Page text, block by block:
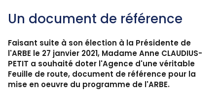
Un document de référence
Faisant suite à son élection à la Présidente de
l'ARBE le 27 janvier 2021, Madame Anne CLAUDIUS-
PETIT a souhaité doter l'Agence d'une véritable
Feuille de route, document de référence pour la
mise en oeuvre du programme de l'ARBE.